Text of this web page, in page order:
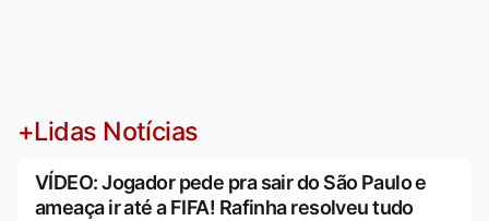
+Lidas Notícias
VÍDEO: Jogador pede pra sair do São Paulo e
ameaça ir até a FIFA! Rafinha resolveu tudo